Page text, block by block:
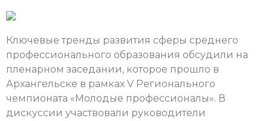
Ключевые тренды развития сферы среднего
профессионального образования обсудили на
пленарном заседании, которое прошло в
Архангельске в рамках V Регионального
чемпионата «Молодые профессионалы». В
дискуссии участвовали руководители